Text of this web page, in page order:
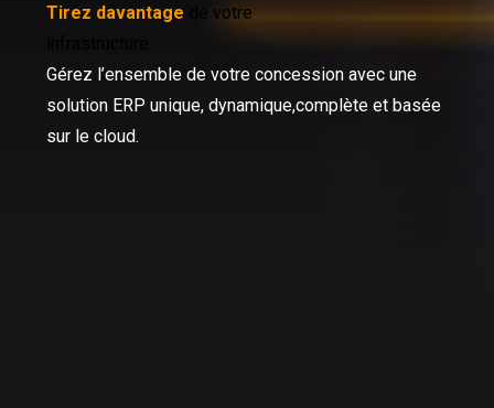
Tirez davantage de votre
Gérez l’ensemble de votre concession avec une
solution ERP unique, dynamique,complète et basée
sur le cloud.